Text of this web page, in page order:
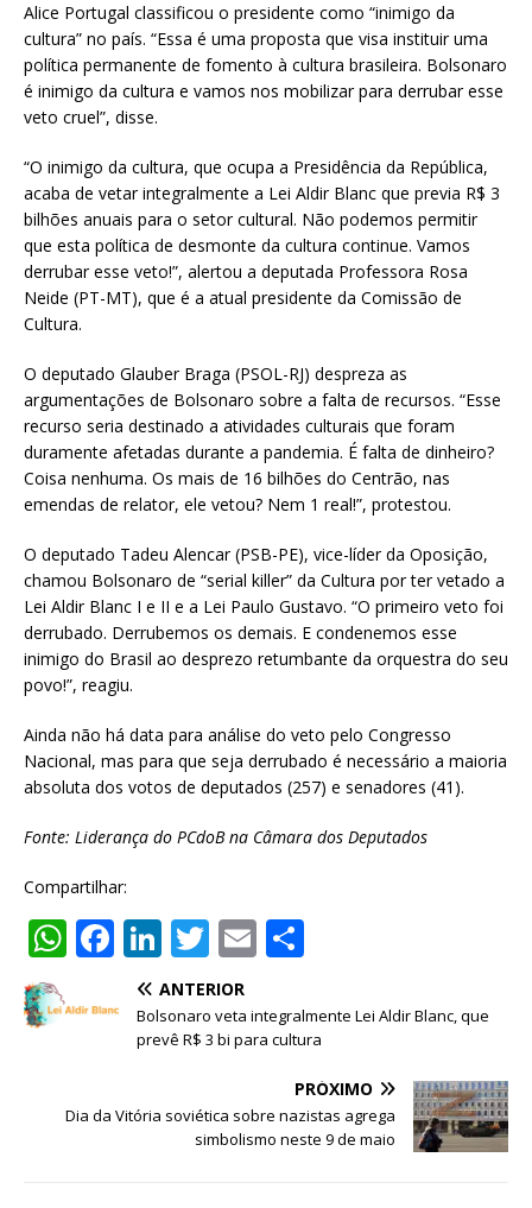
Alice Portugal classificou o presidente como “inimigo da
cultura” no país. “Essa é uma proposta que visa instituir uma
política permanente de fomento à cultura brasileira. Bolsonaro
é inimigo da cultura e vamos nos mobilizar para derrubar esse
veto cruel”, disse.
“O inimigo da cultura, que ocupa a Presidência da República,
acaba de vetar integralmente a Lei Aldir Blanc que previa R$ 3
bilhões anuais para o setor cultural. Não podemos permitir
que esta política de desmonte da cultura continue. Vamos
derrubar esse veto!”, alertou a deputada Professora Rosa
Neide (PT-MT), que é a atual presidente da Comissão de
Cultura.
O deputado Glauber Braga (PSOL-RJ) despreza as
argumentações de Bolsonaro sobre a falta de recursos. “Esse
recurso seria destinado a atividades culturais que foram
duramente afetadas durante a pandemia. É falta de dinheiro?
Coisa nenhuma. Os mais de 16 bilhões do Centrão, nas
emendas de relator, ele vetou? Nem 1 real!”, protestou.
O deputado Tadeu Alencar (PSB-PE), vice-líder da Oposição,
chamou Bolsonaro de “serial killer” da Cultura por ter vetado a
Lei Aldir Blanc I e II e a Lei Paulo Gustavo. “O primeiro veto foi
derrubado. Derrubemos os demais. E condenemos esse
inimigo do Brasil ao desprezo retumbante da orquestra do seu
povo!”, reagiu.
Ainda não há data para análise do veto pelo Congresso
Nacional, mas para que seja derrubado é necessário a maioria
absoluta dos votos de deputados (257) e senadores (41).
Fonte: Liderança do PCdoB na Câmara dos Deputados
Compartilhar:
W
at
p
F
c
o
Li
n
k
e
n
T
w
it
te
E
ai
l
ar
e
ANTERIOR
Bolsonaro veta integralmente Lei Aldir Blanc, que
prevê R$ 3 bi para cultura
PRÓXIMO
Dia da Vitória soviética sobre nazistas agrega
simbolismo neste 9 de maio